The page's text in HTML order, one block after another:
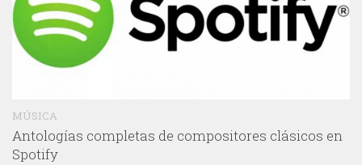
MÚSICA
Antologías completas de compositores clásicos en
Spotify